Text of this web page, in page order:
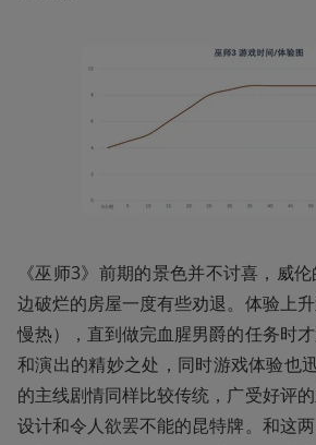
《巫师3》前期的景色并不讨喜，威
边破烂的房屋一度有些劝退。体验上
慢热），直到做完血腥男爵的任务时
和演出的精妙之处，同时游戏体验也
的主线剧情同样比较传统，广受好评
设计和令人欲罢不能的昆特牌。和这